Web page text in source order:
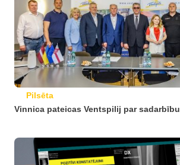
Pilsēta
Vinnica pateicas Ventspilij par sadarbību